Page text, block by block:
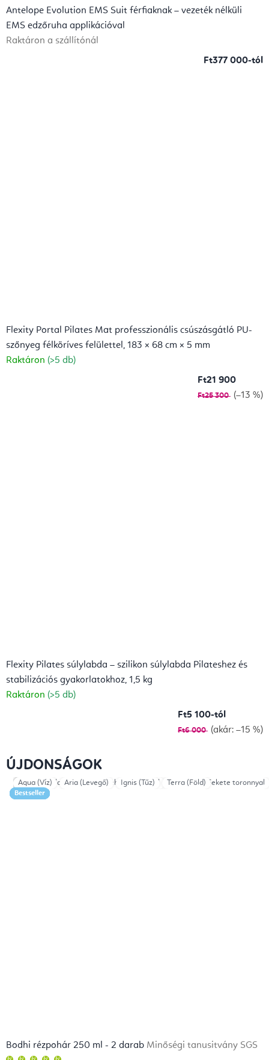
Antelope Evolution EMS Suit férfiaknak – vezeték nélküli
EMS edzőruha applikációval
Raktáron a szállítónál
Ft377 000-tól
Flexity Portal Pilates Mat professzionális csúszásgátló PU-
szőnyeg félköríves felülettel, 183 × 68 cm × 5 mm
Raktáron (>5 db)
Ft21 900
Ft25 300 (–13 %)
Flexity Pilates súlylabda – szilikon súlylabda Pilateshez és
stabilizációs gyakorlatokhoz, 1,5 kg
Raktáron (>5 db)
Ft5 100-tól
Ft6 000 (akár: –15 %)
ÚJDONSÁGOK
Bestseller
Bodhi rézpohár 250 ml - 2 darab Minőségi tanusitvány SGS
Az élet virága Ornaments
Bestseller
Bestseller
Reformer Black Edition C8+legs+box+platform+jump C8
Bestseller
Fekete Rózsaszín Sage Green Ivory 1kg
Bestseller
Bestseller
Barna Black Edition Fehér toronnyal Fekete Fekete toronnyal
Bestseller
Aqua (Víz) Aria (Levegő) Ignis (Tűz) Terra (Föld)
Bestseller